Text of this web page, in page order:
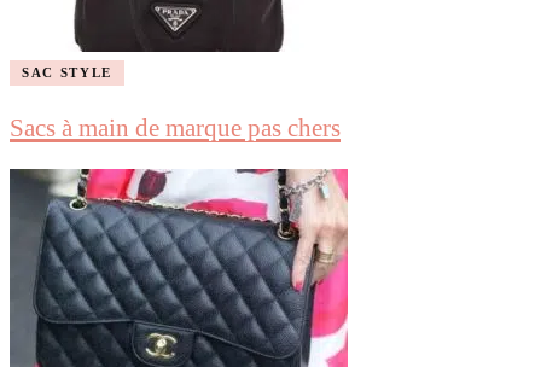
SAC STYLE
Sacs à main de marque pas chers